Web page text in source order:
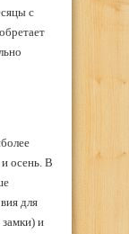
с
осень. В
для
замки) и